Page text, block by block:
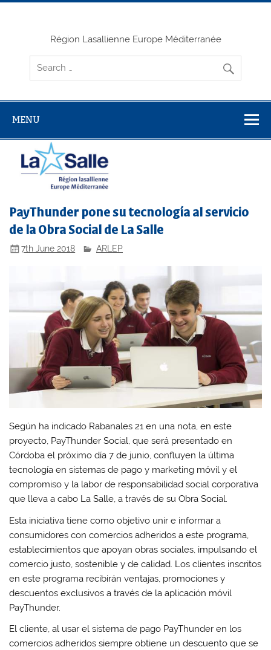
Skip
Région Lasallienne Europe Méditerranée
MENU
PayThunder pone su tecnología al servicio
de la Obra Social de La Salle
7th June 2018 ARLEP
Según ha indicado Rabanales 21 en una nota, en este
proyecto, PayThunder Social, que será presentado en
Córdoba el próximo día 7 de junio, confluyen la última
tecnología en sistemas de pago y marketing móvil y el
compromiso y la labor de responsabilidad social corporativa
que lleva a cabo La Salle, a través de su Obra Social.
Esta iniciativa tiene como objetivo unir e informar a
consumidores con comercios adheridos a este programa,
establecimientos que apoyan obras sociales, impulsando el
comercio justo, sostenible y de calidad. Los clientes inscritos
en este programa recibirán ventajas, promociones y
descuentos exclusivos a través de la aplicación móvil
PayThunder.
El cliente, al usar el sistema de pago PayThunder en los
comercios adheridos siempre obtiene un descuento que se